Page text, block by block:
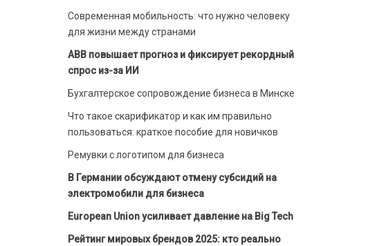
Современная мобильность: что нужно человеку
для жизни между странами
ABB повышает прогноз и фиксирует рекордный
спрос из-за ИИ
Бухгалтерское сопровождение бизнеса в Минске
Что такое скарификатор и как им правильно
пользоваться: краткое пособие для новичков
Ремувки с логотипом для бизнеса
В Германии обсуждают отмену субсидий на
электромобили для бизнеса
European Union усиливает давление на Big Tech
Рейтинг мировых брендов 2025: кто реально